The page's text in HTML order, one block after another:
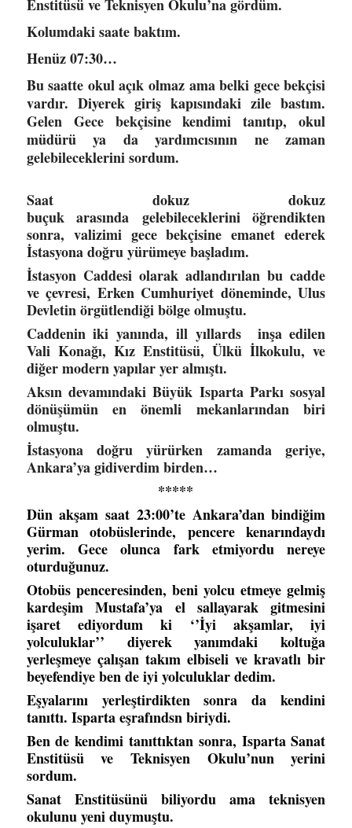
Enstitüsü ve Teknisyen Okulu’na gördüm.
Kolumdaki saate baktım.
Henüz 07:30…
Bu saatte okul açık olmaz ama belki gece bekçisi
vardır. Diyerek giriş kapısındaki zile bastım.
Gelen Gece bekçisine kendimi tanıtıp, okul
müdürü ya da yardımcısının ne zaman
gelebileceklerini sordum.
Saat dokuzdokuz
buçuk
arasında gelebileceklerini öğrendikten
sonra, valizimi gece bekçisine emanet ederek
İstasyona doğru yürümeye başladım.
İstasyon Caddesi olarak adlandırılan bu cadde
ve çevresi, Erken Cumhuriyet döneminde, Ulus
Devletin örgütlendiği bölge olmuştu.
Caddenin iki yanında, ill yıllards inşa edilen
Vali Konağı, Kız Enstitüsü, Ülkü İlkokulu, ve
diğer modern yapılar yer almıştı.
Aksın devamındaki Büyük Isparta Parkı sosyal
dönüşümün en önemli mekanlarından biri
olmuştu.
İstasyona doğru yürürken zamanda geriye,
Ankara’ya gidiverdim birden…
*****
Dün akşam saat 23:00’te Ankara’dan bindiğim
Gürman otobüslerinde, pencere kenarındaydı
yerim. Gece olunca fark etmiyordu nereye
oturduğunuz.
Otobüs penceresinden, beni yolcu etmeye gelmiş
kardeşim Mustafa’yael sallayarak gitmesini
işaret ediyordum ki ‘’İyi akşamlar, iyi
yolculuklar’’ diyerek yanımdaki koltuğa
yerleşmeye çalışan takım elbiseli ve kravatlı bir
beyefendiye ben de iyi yolculuklar dedim.
Eşyalarını yerleştirdikten sonra da kendini
tanıttı. Isparta eşrafındsn biriydi.
Ben de kendimi tanıttıktan sonra, Isparta Sanat
Enstitüsü ve Teknisyen Okulu’nun yerini
sordum.
Sanat Enstitüsünü biliyordu ama teknisyen
okulunu yeni duymuştu.